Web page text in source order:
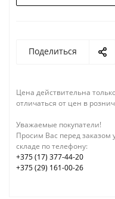
Поделиться
Цена действительна
отличаться от цен в
Уважаемые покупатели!
Просим Вас перед заказом
складе по телефону:
+375 (17) 377-44-20
+375 (29) 161-00-26